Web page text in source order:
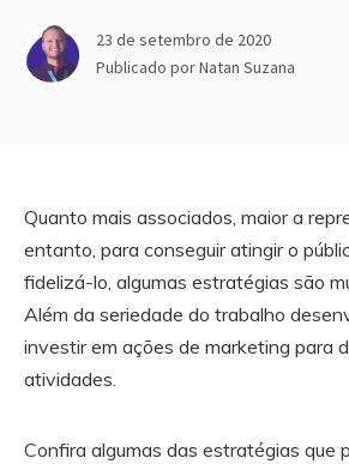
23 de setembro de 2020
Publicado porNatan Suzana
Quanto mais associados, maior a
entanto, para conseguir atingir o
fidelizá-lo, algumas estratégias são
Além da seriedade do trabalho
investir em ações de marketing para
atividades.
Confira algumas das estratégias que